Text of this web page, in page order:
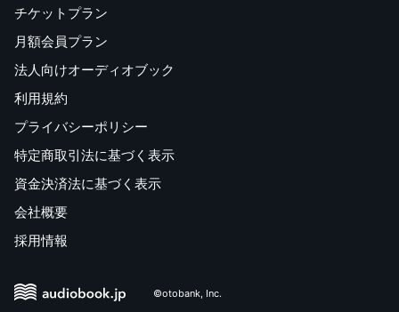
チケットプラン
月額会員プラン
法人向けオーディオブック
利用規約
プライバシーポリシー
特定商取引法に基づく表示
資金決済法に基づく表示
会社概要
採用情報
©otobank, Inc.